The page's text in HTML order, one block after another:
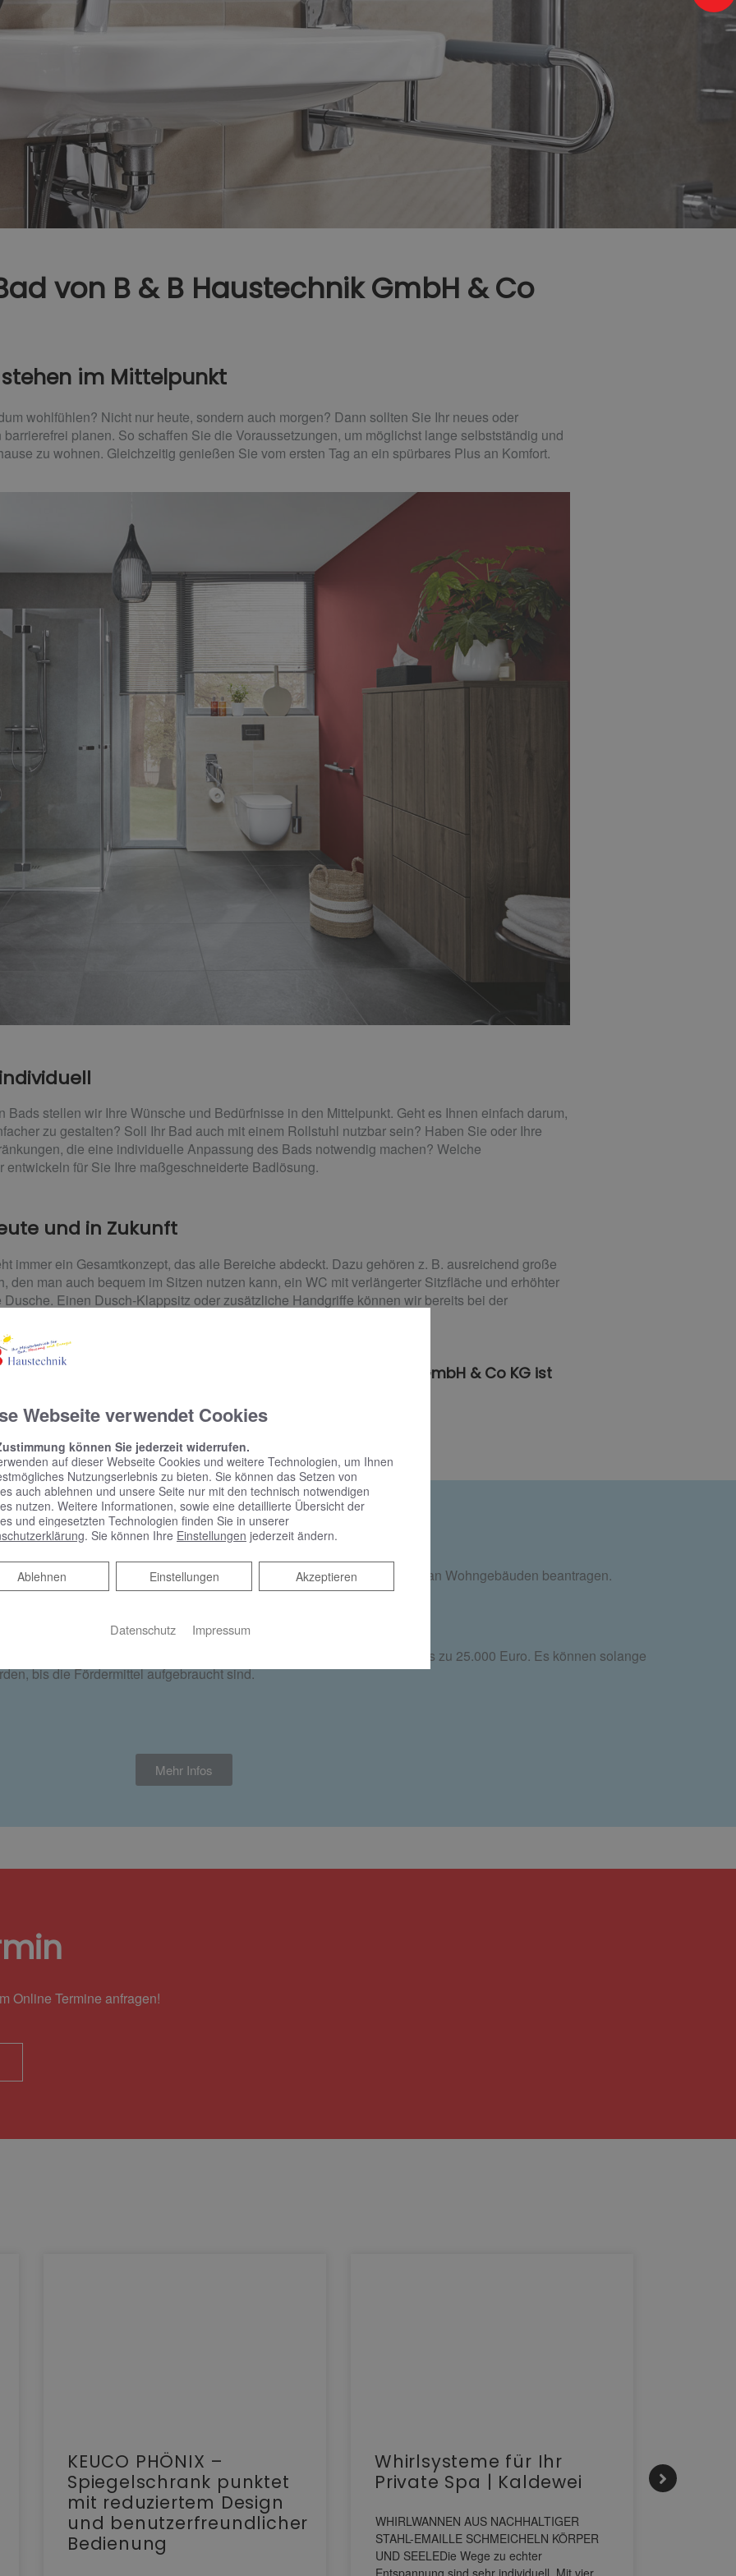
von B & B Haustechnik GmbH & Co
im Mittelpunkt
wohlfühlen? Nicht nur heute, sondern auch morgen? Dann sollten Sie Ihr neues oder
planen. So schaffen Sie die Voraussetzungen, um möglichst lange selbstständig und
zu wohnen. Gleichzeitig genießen Sie vom ersten Tag an ein spürbares Plus an Komfort.
Bads stellen wir Ihre Wünsche und Bedürfnisse in den Mittelpunkt. Geht es Ihnen einfach darum,
zu gestalten? Soll Ihr Bad auch mit einem Rollstuhl nutzbar sein? Haben Sie oder Ihre
die eine individuelle Anpassung des Bads notwendig machen? Welche
für Sie Ihre maßgeschneiderte Badlösung.
und in Zukunft
immer ein Gesamtkonzept, das alle Bereiche abdeckt. Dazu gehören z. B. ausreichend große
den man auch bequem im Sitzen nutzen kann, ein WC mit verlängerter Sitzfläche und erhöhter
Einen Dusch-Klappsitz oder zusätzliche Handgriffe können wir bereits bei der
Bedarf nachrüsten.
Sie sich ganz persönlich beraten. B & B Haustechnik GmbH & Co KG ist
Badumbau wieder verfügbar
als Mieter wieder Zuschüsse für Maßnahmen zur Barrierereduzierung an Wohngebäuden beantragen.
Liefer- und Leistungsverträge abgeschlossen hat.
als Berechnungsgrundlage für den Zuschuss liegen bei bis zu 25.000 Euro. Es können solange
bis die Fördermittel aufgebraucht sind.
Mehr Infos
Online Termine anfragen!
KEUCO PHÖNIX –
Spiegelschrank punktet
mit reduziertem Design
und benutzerfreundlicher
Bedienung
Whirlsysteme für Ihr
Private Spa | Kaldewei
WHIRLWANNEN AUS NACHHALTIGER
STAHL-EMAILLE SCHMEICHELN KÖRPER
UND SEELEDie Wege zu echter
Webseite verwendet Cookies
können Sie jederzeit widerrufen.
auf dieser Webseite Cookies und weitere Technologien, um Ihnen
Nutzungserlebnis zu bieten. Sie können das Setzen von
auch ablehnen und unsere Seite nur mit den technisch notwendigen
nutzen. Weitere Informationen, sowie eine detaillierte Übersicht der
und eingesetzten Technologien finden Sie in unserer
. Sie können Ihre Einstellungen jederzeit ändern.
Akzeptieren
Einstellungen
Ablehnen
Ablehnen
Datenschutz Impressum